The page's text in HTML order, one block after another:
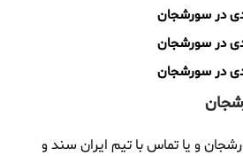
و یا تماس با تیم ایران سند و